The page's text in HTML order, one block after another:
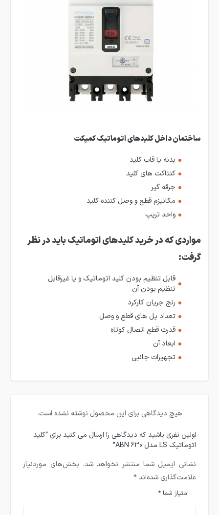
ساختمان داخل کلیدهای اتوماتیک کمپکت
بدنه یا قاب کلید
کنتاکت های کلید
جرقه گیر
مکانیزم قطع و وصل کننده کلید
واحد تریپ
مواردی که در خرید کلیدهای اتوماتیک باید در نظر
گرفت:
قابل تنظیم بودن کلید اتوماتیک و یا غیرقابل
تنظیم بودن آن
رنج جریان کارکرد
تعداد پل های قطع و وصل
قدرت قطع اتصال کوتاه
ابعاد آن
تجهیزات جانبی
هیچ دیدگاهی برای این محصول نوشته نشده است.
اولین نفری باشید که دیدگاهی را ارسال می کنید برای “کلید
اتوماتیک LS مدل ABN 630”
نشانی ایمیل شما منتشر نخواهد شد. بخش‌های موردنیاز
علامت‌گذاری شده‌اند*
امتیاز شما*